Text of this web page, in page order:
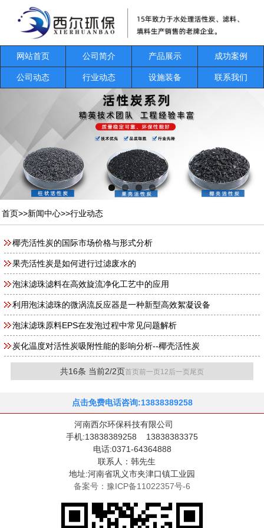
网站首页 公司简介 产品展示 成功案例
公司动态 行业动态 设施装备 联系我们
首页>>新闻中心>>行业动态
椰壳活性炭的国际市场价格与形式分析
果壳活性炭是如何进行过滤废水的
泡沫滤珠滤料在高效旋流净化工艺中的应用
利用泡沫滤珠的微涡流反应器是一种新型高效絮凝设备
泡沫滤珠原料EPS在发泡过程中常见问题解析
炭化温度对活性炭吸附性能的影响分析--椰壳活性炭
共16条 当前2/2页首页前一页12后一页尾页
点击免费电话咨询:13838389258
河南西尔环保科技有限公司
手机:13838389258 13838383375
电话:0371-64364888
联系人：韩先生
地址:河南省巩义市夹津口镇工业园
备案号：豫ICP备11022357号-6